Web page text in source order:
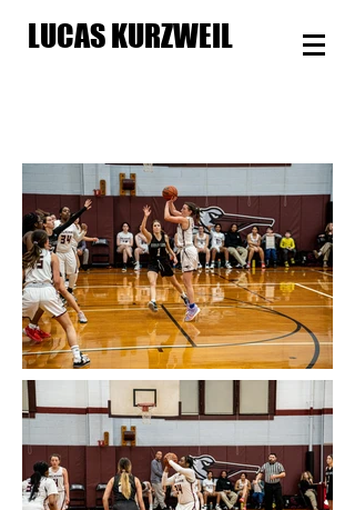
LUCAS KURZWEIL